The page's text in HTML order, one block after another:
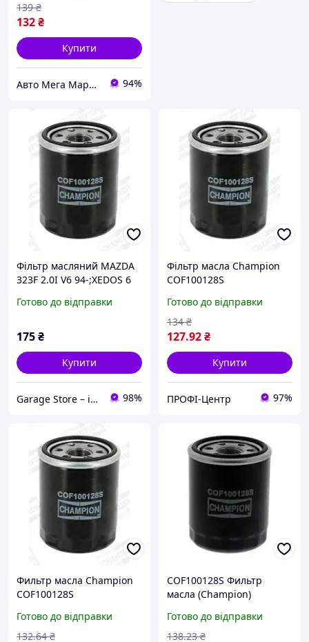
132₴
139 ₴
Купити
Авто Мега Маркет 94%
Фільтр масляний MAZDA
323F 2.0I V6 94-;XEDOS 6
91-;MITSUBISHI GALANT
COF100128S
Готово до відправки
175₴
Купити
Garage Store – інтернет магазин автозапчастин. 98%
Фільтр масла Champion
COF100128S
Готово до відправки
127.92₴
134 ₴
Купити
ПРОФІ-Центр 97%
Фильтр масла Champion
COF100128S
Готово до відправки
132.64 ₴
COF100128S Фильтр
масла (Champion)
Готово до відправки
138.23 ₴